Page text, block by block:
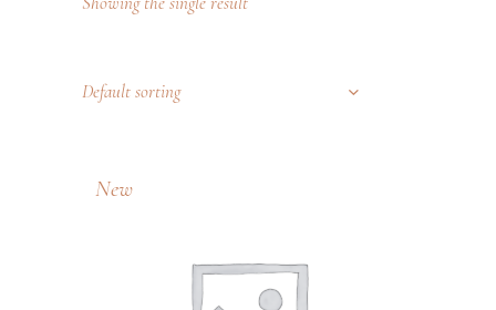
Default sorting
New